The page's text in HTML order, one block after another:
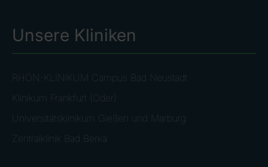
Unsere Kliniken
RHÖN-KLINIKUM Campus Bad Neustadt
Klinikum Frankfurt (Oder)
Universitätsklinikum Gießen und Marburg
Zentralklinik Bad Berka